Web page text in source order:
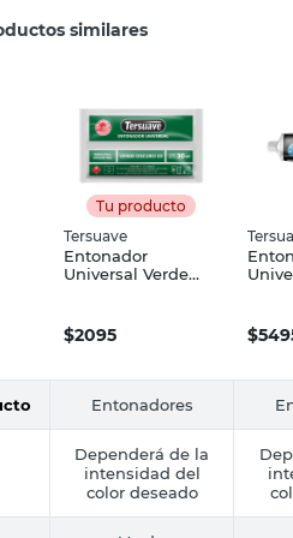
similares
Tu producto
Tersuave
Entonador
Universal Verde
$2095 $
Entonadores
Dependerá de la
intensidad del
color deseado